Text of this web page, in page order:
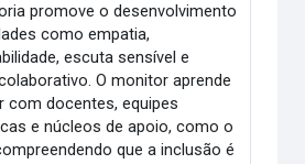
promove o desenvolvimento
como empatia,
escuta sensível e
O monitor aprende
com docentes, equipes
e núcleos de apoio, como o
que a inclusão é